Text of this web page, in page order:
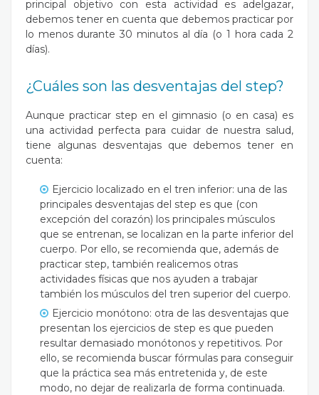
principal objetivo con esta actividad es adelgazar,
debemos tener en cuenta que debemos practicar por
lo menos durante 30 minutos al día (o 1 hora cada 2
días).
¿Cuáles son las desventajas del step?
Aunque practicar step en el gimnasio (o en casa) es
una actividad perfecta para cuidar de nuestra salud,
tiene algunas desventajas que debemos tener en
cuenta:
Ejercicio localizado en el tren inferior: una de las
principales desventajas del step es que (con
excepción del corazón) los principales músculos
que se entrenan, se localizan en la parte inferior del
cuerpo. Por ello, se recomienda que, además de
practicar step, también realicemos otras
actividades físicas que nos ayuden a trabajar
también los músculos del tren superior del cuerpo.
Ejercicio monótono: otra de las desventajas que
presentan los ejercicios de step es que pueden
resultar demasiado monótonos y repetitivos. Por
ello, se recomienda buscar fórmulas para conseguir
que la práctica sea más entretenida y, de este
modo, no dejar de realizarla de forma continuada.